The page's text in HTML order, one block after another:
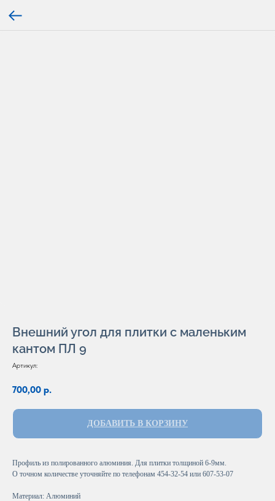
Внешний угол для плитки с маленьким
кантом ПЛ 9
Артикул:
700,00 р.
ДОБАВИТЬ В КОРЗИНУ
Профиль из полированного алюминия. Для плитки толщиной 6-9мм.
О точном количестве уточняйте по телефонам 454-32-54 или 607-53-07
Материал: Алюминий